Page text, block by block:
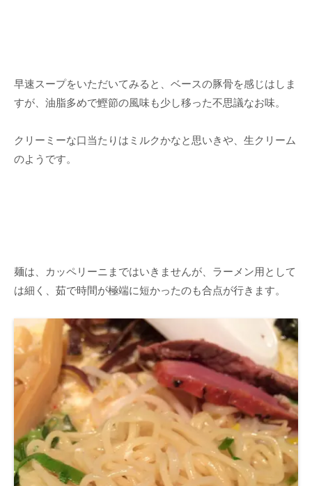
早速スープをいただいてみると、ベースの豚骨を感じはしま
すが、油脂多めで鰹節の風味も少し移った不思議なお味。
クリーミーな口当たりはミルクかなと思いきや、生クリーム
のようです。
麺は、カッペリーニまではいきませんが、ラーメン用として
は細く、茹で時間が極端に短かったのも合点が行きます。